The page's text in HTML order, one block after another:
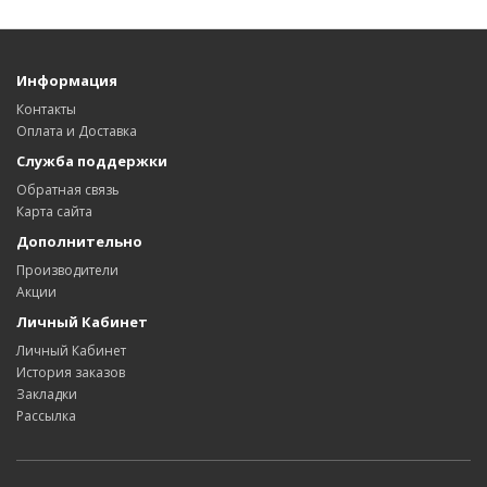
Информация
Контакты
Оплата и Доставка
Служба поддержки
Обратная связь
Карта сайта
Дополнительно
Производители
Акции
Личный Кабинет
Личный Кабинет
История заказов
Закладки
Рассылка